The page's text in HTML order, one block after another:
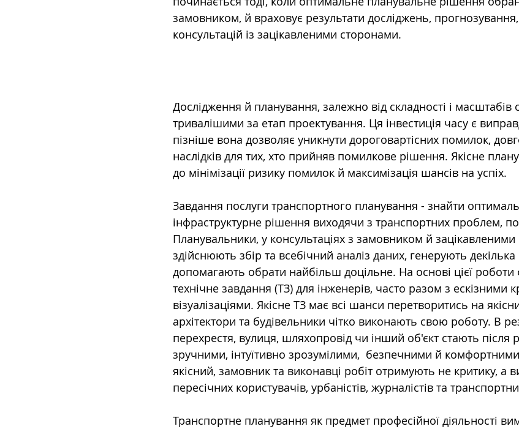
замовником, й враховує результати досліджень,
консультацій із зацікавленими сторонами.
Дослідження й планування, залежно від складності і масштабів
тривалішими за етап проектування. Ця інвестиція часу є
пізніше вона дозволяє уникнути дороговартісних помилок,
наслідків для тих, хто прийняв помилкове рішення. Якісне
до мінімізації ризику помилок й максимізація шансів на успіх.
Завдання послуги транспортного планування - знайти
інфраструктурне рішення виходячи з транспортних проблем,
Планувальники, у консультаціях з замовником й
здійснюють збір та всебічний аналіз даних, генерують декілька
допомагають обрати найбільш доцільне. На основі цієї роботи
технічне завдання (ТЗ) для інженерів, часто разом з ескізними
візуалізаціями. Якісне ТЗ має всі шанси перетворитись на
архітектори та будівельники чітко виконають свою роботу. В
перехрестя, вулиця, шляхопровід чи інший об'єкт стають після
зручними, інтуїтивно зрозумілими,  безпечними й
якісний, замовник та виконавці робіт отримують не критику, а
пересічних користувачів, урбаністів, журналістів та
Транспортне планування як предмет професійної діяльності